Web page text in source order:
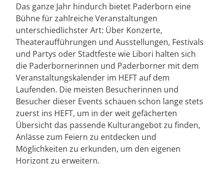
Das ganze Jahr hindurch bietet Paderborn eine
Bühne für zahlreiche Veranstaltungen
unterschiedlichster Art: Über Konzerte,
Theateraufführungen und Ausstellungen, Festivals
und Partys oder Stadtfeste wie Libori halten sich
die Paderbornerinnen und Paderborner mit dem
Veranstaltungskalender im HEFT auf dem
Laufenden. Die meisten Besucherinnen und
Besucher dieser Events schauen schon lange stets
zuerst ins HEFT, um in der weit gefächerten
Übersicht das passende Kulturangebot zu finden,
Anlässe zum Feiern zu entdecken und
Möglichkeiten zu erkunden, um den eigenen
Horizont zu erweitern.